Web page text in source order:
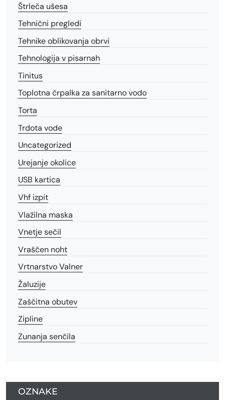
Štrleča ušesa
Tehnični pregledi
Tehnike oblikovanja obrvi
Tehnologija v pisarnah
Tinitus
Toplotna črpalka za sanitarno vodo
Torta
Trdota vode
Uncategorized
Urejanje okolice
USB kartica
Vhf izpit
Vlažilna maska
Vnetje sečil
Vraščen noht
Vrtnarstvo Valner
Žaluzije
Zaščitna obutev
Zipline
Zunanja senčila
OZNAKE